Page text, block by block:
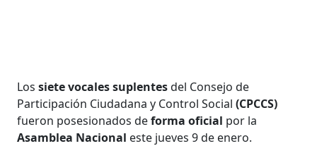
Los siete vocales suplentesdel Consejo de
Participación Ciudadana y Control Social (CPCCS)
fueron posesionados deforma oficial por la
Asamblea Nacional este jueves 9 de enero.